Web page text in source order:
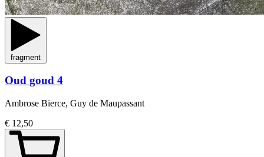
fragment
Oud goud 4
Ambrose Bierce, Guy de Maupassant
€ 12,50